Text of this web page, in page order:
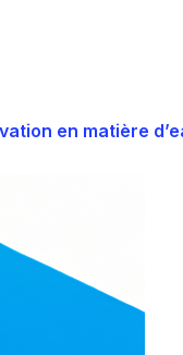
en matière